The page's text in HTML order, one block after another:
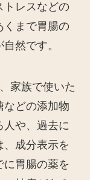
トレスなどの
くまで胃腸の
然です。
家族で使いた
などの添加物
人や、過去に
成分表示を
に胃腸の薬を